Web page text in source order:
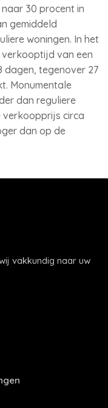
30 procent in
gemiddeld
woningen. In het
van een
dagen, tegenover 27
Monumentale
dan reguliere
verkoopprijs circa
dan op de
vakkundig naar uw